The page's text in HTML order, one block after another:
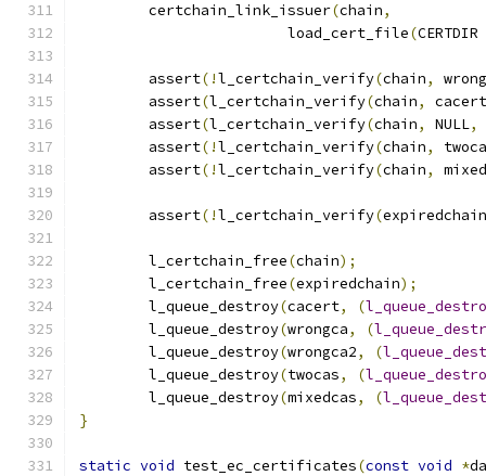
	certchain_link_issuer
(chain,
			load_cert_file
(CERTDIR
	assert
(!l_certchain_verify(chain,
	assert
(l_certchain_verify(chain,
cacert
	assert
(l_certchain_verify(chain, NULL,
	assert
(!l_certchain_verify(chain,
	assert
(!l_certchain_verify(chain,
	assert
(!l_certchain_verify(expiredchain
	l_certchain_free
(chain);
	l_certchain_free
(expiredchain);
	l_queue_destroy
(cacert, (
	l_queue_destroy
(wrongca, (
	l_queue_destroy
(wrongca2, (
	l_queue_destroy
(twocas, (
	l_queue_destroy
(mixedcas, (
}
static void test_ec_certificates(const void *